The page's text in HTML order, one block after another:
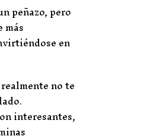
peñazo, pero
en
no te
interesantes,